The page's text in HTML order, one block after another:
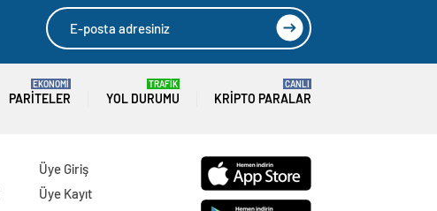
yapacağız
PARITELER
EKONOMİ
YOL DURUMU
TRAFİK
KRIPTO PARALAR
CANLI
Üye Giriş
Üye Kayıt